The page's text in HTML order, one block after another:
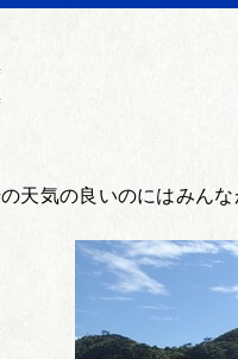
天気の良いのにはみん